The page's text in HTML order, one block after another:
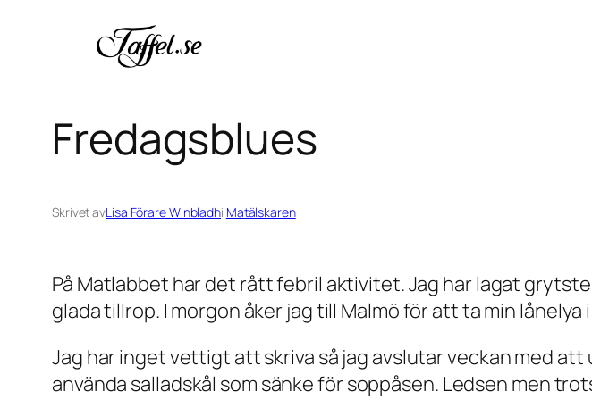
Fredagsblues
Skrivet avLisa Förare Winbladhi Matälskaren
På Matlabbet har det rått febril aktivitet. Jag har lagat
glada tillrop. I morgon åker jag till Malmö för att ta min
Jag har inget vettigt att skriva så jag avslutar veckan med att
använda salladskål som sänke för soppåsen. Ledsen men